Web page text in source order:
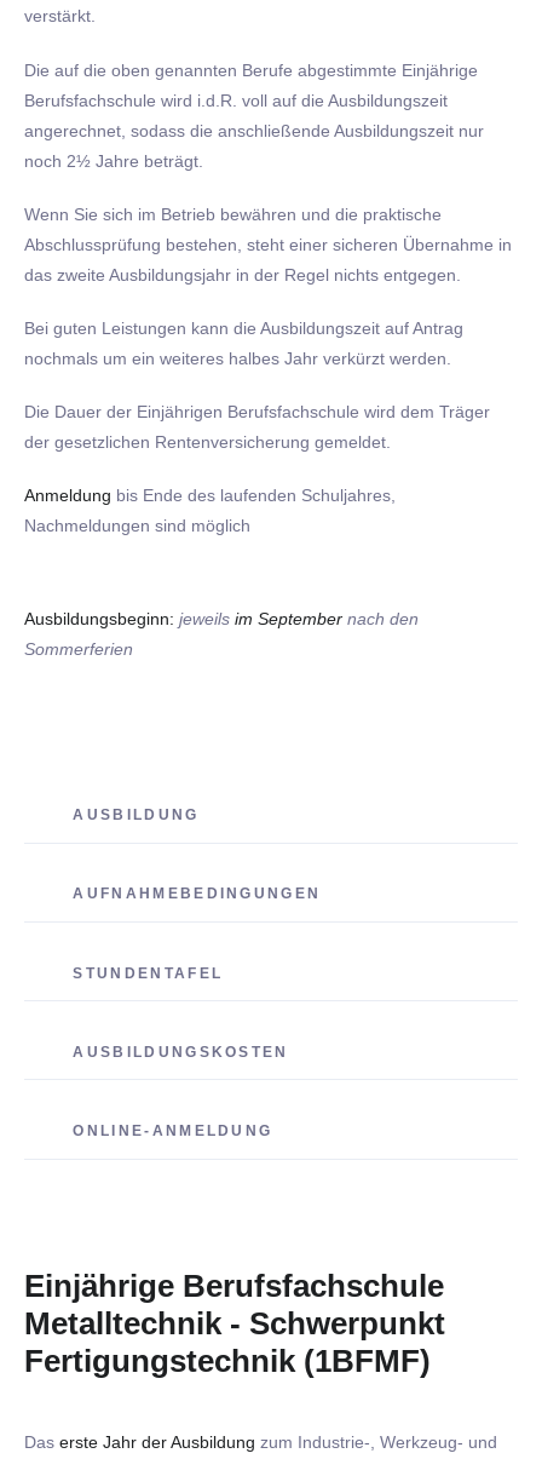
verstärkt.
Die auf die oben genannten Berufe abgestimmte Einjährige
Berufsfachschule wird i.d.R. voll auf die Ausbildungszeit
angerechnet, sodass die anschließende Ausbildungszeit nur
noch 2½ Jahre beträgt.
Wenn Sie sich im Betrieb bewähren und die praktische
Abschlussprüfung bestehen, steht einer sicheren Übernahme in
das zweite Ausbildungsjahr in der Regel nichts entgegen.
Bei guten Leistungen kann die Ausbildungszeit auf Antrag
nochmals um ein weiteres halbes Jahr verkürzt werden.
Die Dauer der Einjährigen Berufsfachschule wird dem Träger
der gesetzlichen Rentenversicherung gemeldet.
Anmeldung bis Ende des laufenden Schuljahres,
Nachmeldungen sind möglich
Ausbildungsbeginn: jeweils im September nach den
Sommerferien
AUSBILDUNG
AUFNAHMEBEDINGUNGEN
STUNDENTAFEL
AUSBILDUNGSKOSTEN
ONLINE-ANMELDUNG
Einjährige Berufsfachschule
Metalltechnik - Schwerpunkt
Fertigungstechnik (1BFMF)
Das erste Jahr der Ausbildung zum Industrie-, Werkzeug- und